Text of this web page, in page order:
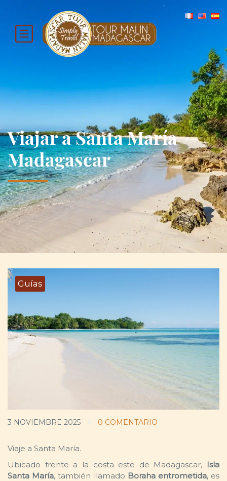
Viajar a Santa María
Madagascar
Guías
3 NOVIEMBRE 2025 0 COMENTARIO
Viaje a Santa María.
Ubicado frente a la costa este de Madagascar, Isla
Santa María, también llamado Boraha entrometida, es